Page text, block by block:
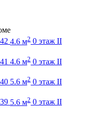
4.6 м2 0 этаж II
4.6 м2 0 этаж II
5.6 м2 0 этаж II
5.6 м2 0 этаж II